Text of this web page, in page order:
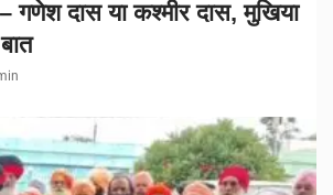
गणेश दास या कश्मीर दास, मुखिया